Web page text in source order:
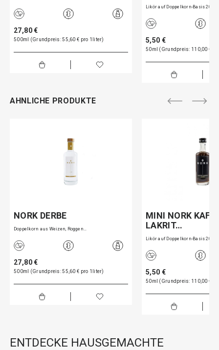
27,80 €
500ml (Grundpreis: 55,60 € pro 1liter)
Likör auf Doppelkorn-Basis 20…
5,50 €
50ml (Grundpreis: 110,00 €
AHNLICHE PRODUKTE
NORK DERBE
Doppelkorn aus Weizen, Roggen…
27,80 €
500ml (Grundpreis: 55,60 € pro 1liter)
MINI NORK
LAKRIT…
Likör auf Doppelkorn-Basis 20…
5,50 €
50ml (Grundpreis: 110,00 €
ENTDECKE HAUSGEMACHTE